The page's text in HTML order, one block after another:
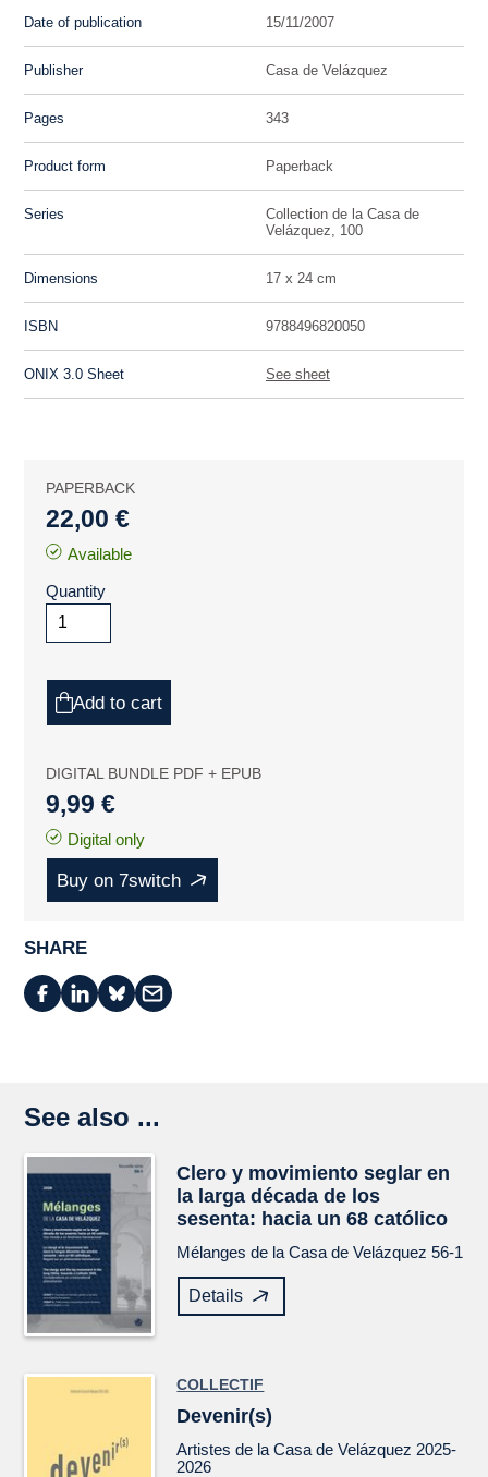
Date of publication 15/11/2007
Publisher Casa de Velázquez
Pages 343
Product form Paperback
Series
Collection de la Casa de
Velázquez, 100
Dimensions 17 x 24 cm
ISBN 9788496820050
ONIX 3.0 Sheet See sheet
PAPERBACK
22,00 €
Available
Quantity
Add to cart
DIGITAL BUNDLE PDF + EPUB
9,99 €
Digital only
Buy on 7switch
SHARE
See also ...
Clero y movimiento seglar en
la larga década de los
sesenta: hacia un 68 católico
Mélanges de la Casa de Velázquez 56-1
Details
COLLECTIF
Devenir(s)
Artistes de la Casa de Velázquez 2025-
2026